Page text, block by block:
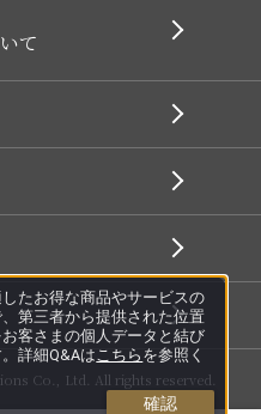
て
Co., Ltd. All rights reserved.
たお得な商品やサービスの
第三者から提供された位置
客さまの個人データと結び
詳細Q&Aはこちら を参照く
確認